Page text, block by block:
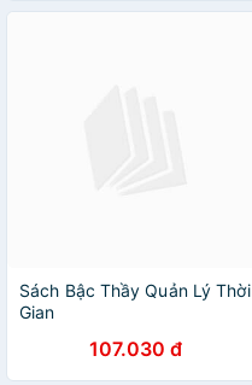
Sách Bậc Thầy Quản Lý Thời
Gian
107.030 đ